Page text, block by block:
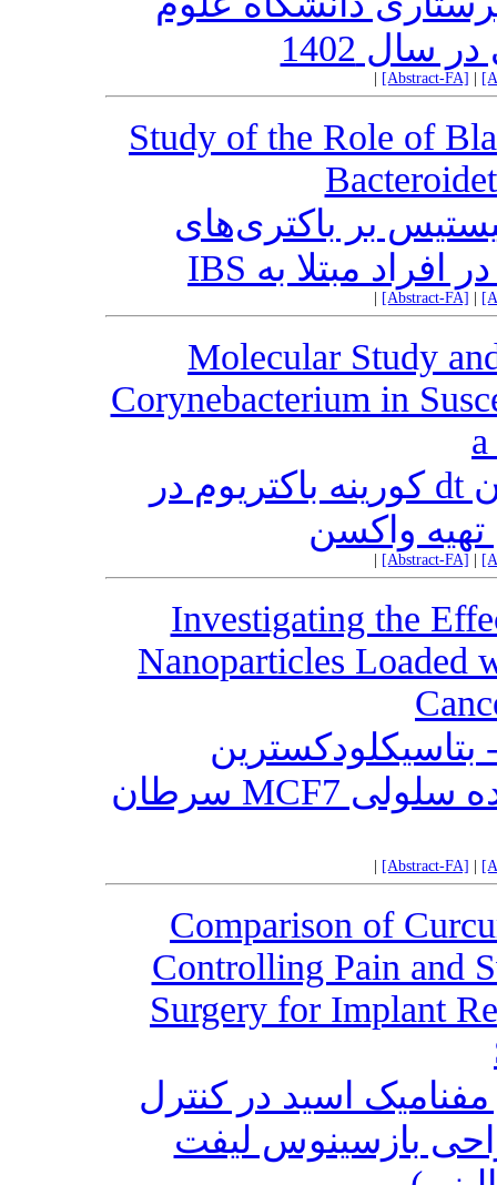
1402
[Abstract-FA]
Study of the Role of
بر باکتری‌های
[Abstract-FA]
Molecular Study
Corynebacterium in
مطالعه مولکولی و کلونینگ ژن dt کورینه باکتریوم در
واکسن
[Abstract-FA]
Investigating the
Nanoparticles Loaded
بتاسیکلودکسترین
بارگذاری‌شده با نارینجین روی رده سلولی MCF7 سرطان
[Abstract-FA]
Comparison of
Controlling Pain and
Surgery for Implant
اسید در کنترل
بازسینوس لیفت